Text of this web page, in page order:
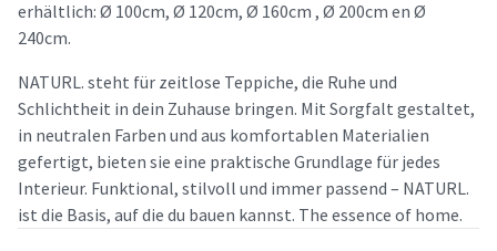
erhältlich: Ø 100cm, Ø 120cm, Ø 160cm , Ø 200cm en Ø
240cm.
NATURL. steht für zeitlose Teppiche, die Ruhe und
Schlichtheit in dein Zuhause bringen. Mit Sorgfalt gestaltet,
in neutralen Farben und aus komfortablen Materialien
gefertigt, bieten sie eine praktische Grundlage für jedes
Interieur. Funktional, stilvoll und immer passend – NATURL.
ist die Basis, auf die du bauen kannst. The essence of home.